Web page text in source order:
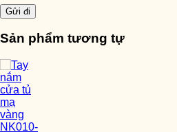
Sản phẩm tương tự